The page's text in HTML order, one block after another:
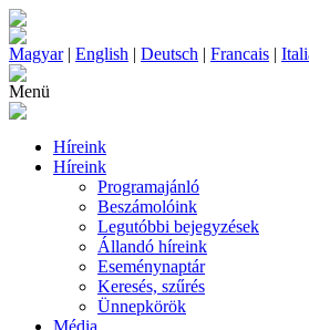
Magyar| English | Deutsch | Francais |
Menü
Híreink
Híreink
Programajánló
Beszámolóink
Legutóbbi bejegyzések
Állandó híreink
Eseménynaptár
Keresés, szűrés
Ünnepkörök
Média